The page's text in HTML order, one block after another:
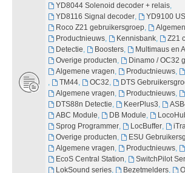
YD8044 Solenoid decoder + relais,
YD8116 Signal decoder, YD9100
Roco Z21 gebruikersgroep,
Productnieuws, Kennisbank, Z21
Detectie, Boosters, Multimaus en
Overige producten, Dinamo / OC32
Algemene vragen, Productnieuws,
,
TM44, OC32, DTS
Algemene vragen, Productnieuws,
DTS88n Detectie, KeerPlus3,
ABC Module, DB Module,
Sprog Programmer, LocBuffer,
Overige producten, ESU
Algemene vragen, Productnieuws,
EcoS Central Station, SwitchPilot
LokSound series, Bezetmelders,